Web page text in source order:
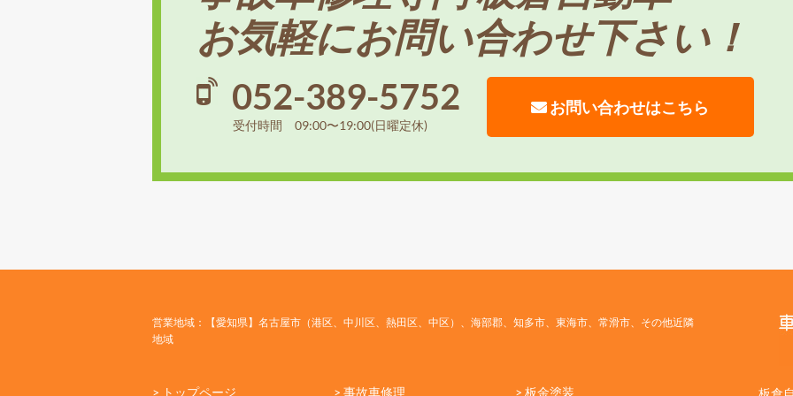
お気軽にお問い合わせ下さい！
052-389-5752
受付時間 09:00〜19:00(日曜定休)
お問い合わせはこちら
営業地域：【愛知県】名古屋市（港区、中川区、熱田区、中区）、海部郡、知多市、東海市、常滑市、その他近隣
地域
> トップページ > 事故車修理 > 板金塗装 板倉